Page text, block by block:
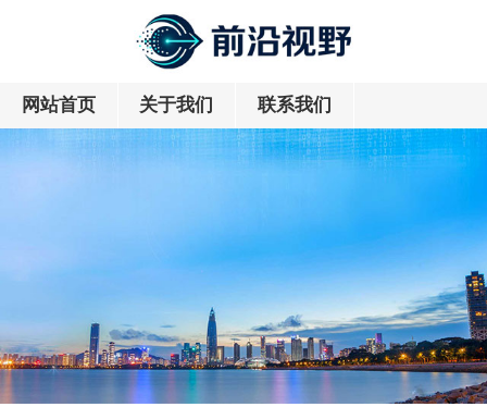
网站首页 关于我们 联系我们